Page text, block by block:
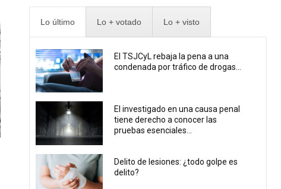
Lo último Lo + votado Lo + visto
El TSJCyL rebaja la pena a una
condenada por tráfico de drogas...
El investigado en una causa penal
tiene derecho a conocer las
pruebas esenciales...
Delito de lesiones: ¿todo golpe es
delito?